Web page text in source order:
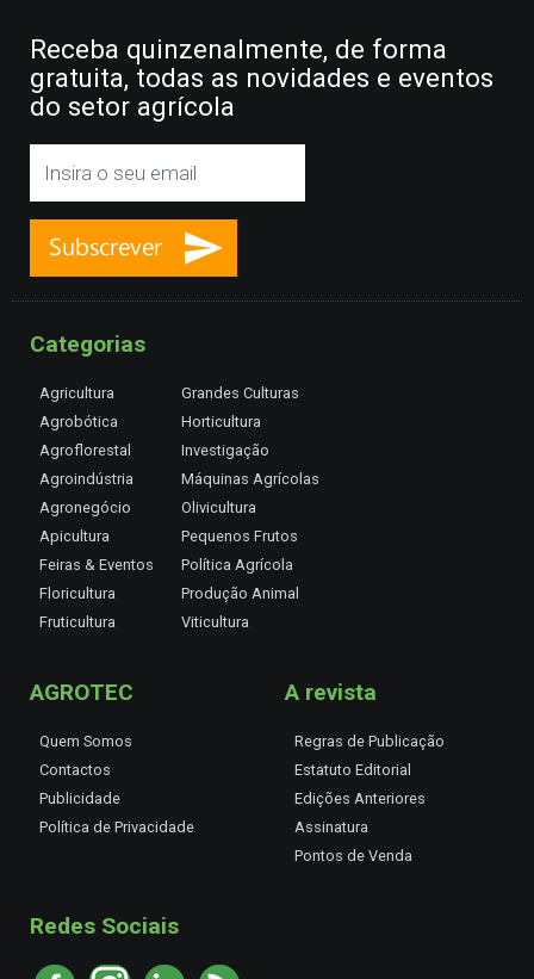
Receba quinzenalmente, de forma
gratuita, todas as novidades e eventos
do setor agrícola
Categorias
Agricultura
Agrobótica
Agroflorestal
Agroindústria
Agronegócio
Apicultura
Feiras & Eventos
Floricultura
Fruticultura
Grandes Culturas
Horticultura
Investigação
Máquinas Agrícolas
Olivicultura
Pequenos Frutos
Política Agrícola
Produção Animal
Viticultura
AGROTEC
Quem Somos
Contactos
Publicidade
Política de Privacidade
A revista
Regras de Publicação
Estatuto Editorial
Edições Anteriores
Assinatura
Pontos de Venda
Redes Sociais